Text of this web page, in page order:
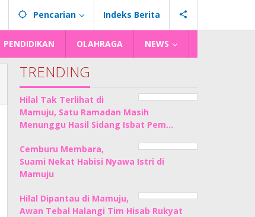
Pencarian Indeks Berita
PENDIDIKAN OLAHRAGA NEWS
TRENDING
Hilal Tak Terlihat di
Mamuju, Satu Ramadan Masih
Menunggu Hasil Sidang Isbat Pem…
Cemburu Membara,
Suami Nekat Habisi Nyawa Istri di
Mamuju
Hilal Dipantau di Mamuju,
Awan Tebal Halangi Tim Hisab Rukyat